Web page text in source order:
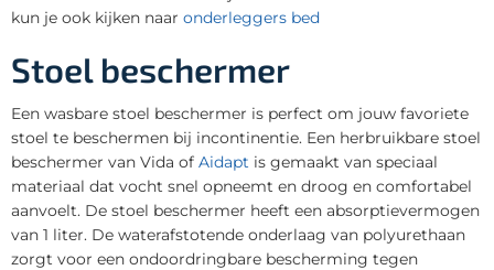
kun je ook kijken naar onderleggers bed
Stoel beschermer
Een wasbare stoel beschermer is perfect om jouw favoriete
stoel te beschermen bij incontinentie. Een herbruikbare stoel
beschermer van Vida of Aidapt is gemaakt van speciaal
materiaal dat vocht snel opneemt en droog en comfortabel
aanvoelt. De stoel beschermer heeft een absorptievermogen
van 1 liter. De waterafstotende onderlaag van polyurethaan
zorgt voor een ondoordringbare bescherming tegen